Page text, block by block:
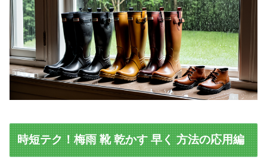
時短テク！梅雨 靴 乾かす 早く 方法の応用編